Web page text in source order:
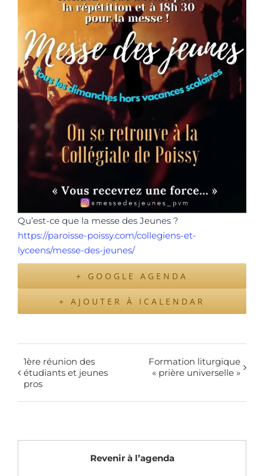
Qu’est-ce que la messe des Jeunes ?
https://paroisse-poissy.com/collegiens-et-
lyceens/messe-des-jeunes/
+ GOOGLE AGENDA
+ AJOUTER À ICALENDAR
1ère réunion des
étudiants et jeunes
pros
Formation liturgique
« prière universelle »
Revenir à l’agenda